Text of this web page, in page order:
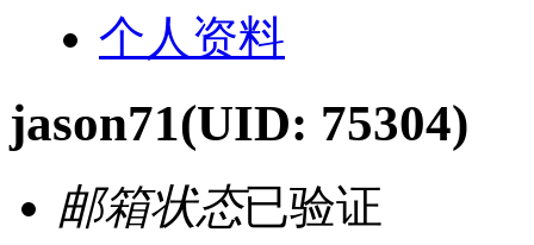
个人资料
jason71(UID: 75304)
邮箱状态已验证